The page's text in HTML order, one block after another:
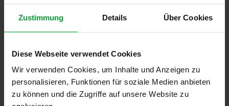
Zustimmung Details Über Cookies
Diese Webseite verwendet Cookies
Wir verwenden Cookies, um Inhalte und Anzeigen zu
personalisieren, Funktionen für soziale Medien anbieten
zu können und die Zugriffe auf unsere Website zu
Cloud-Dienst für
LinkedIn Profil